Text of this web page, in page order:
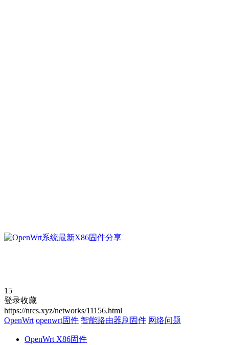
15
登录收藏
https://nrcs.xyz/networks/11156.html
OpenWrt openwrt固件 智能路由器刷固件 网络问题
OpenWrt X86固件